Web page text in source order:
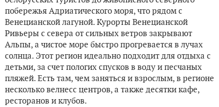
побережья Адриатического моря, что рядом с
Венецианской лагуной. Курорты Венецианской
Ривьеры с севера от сильных ветров закрывают
Альпы, а чистое море быстро прогревается в лучах
солнца. Этот регион идеально подходит для отдыха с
детьми, за счет пологих спусков в воду и песчаных
пляжей. Есть там, чем заняться и взрослым, в регионе
несколько велнесс центров, а также десятки кафе,
ресторанов и клубов.